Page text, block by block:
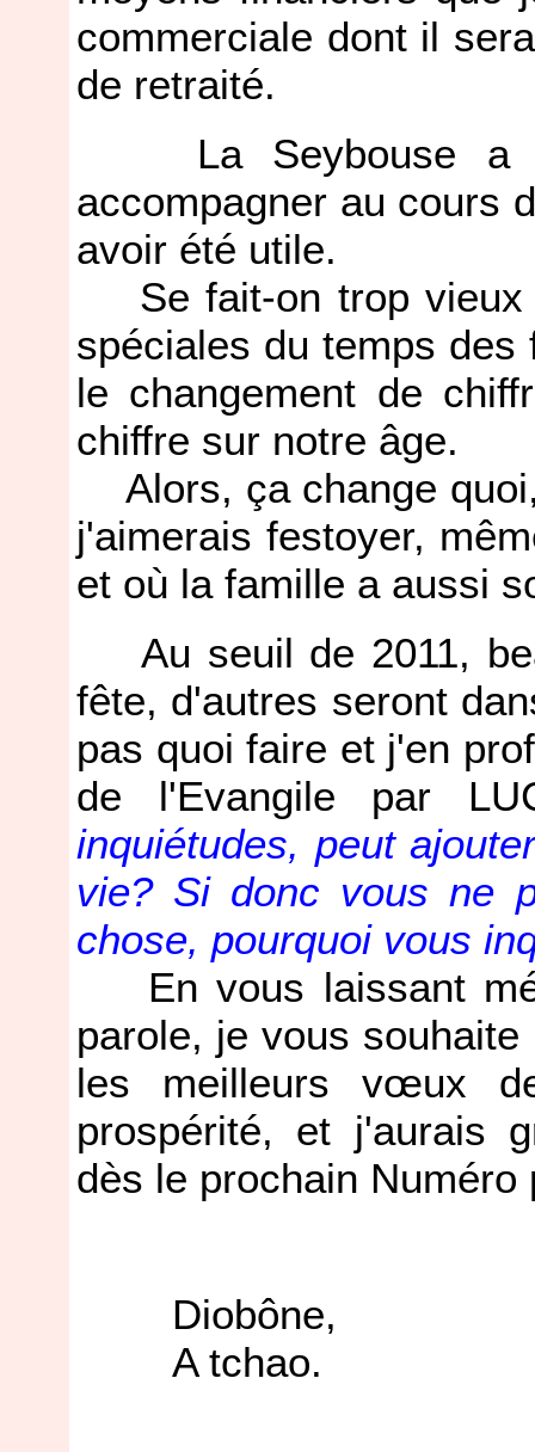
commerciale dont il
de retraité.
La Seybouse a
accompagner au cours
avoir été utile.
Se fait-on trop vieux
spéciales du temps
le changement de
chiffre sur notre âge.
Alors, ça change
j'aimerais festoyer,
et où la famille a aussi
Au seuil de 2011,
fête, d'autres seront
pas quoi faire et j'en
de l'Evangile par
inquiétudes, peut
vie? Si donc vous ne
chose, pourquoi vous
En vous laissant
parole, je vous
les meilleurs vœux
prospérité, et j'aurais
dès le prochain
Diobône,
A tchao.